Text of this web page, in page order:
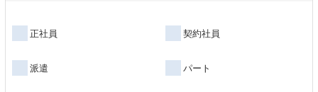
正社員 契約社員
派遣 パート